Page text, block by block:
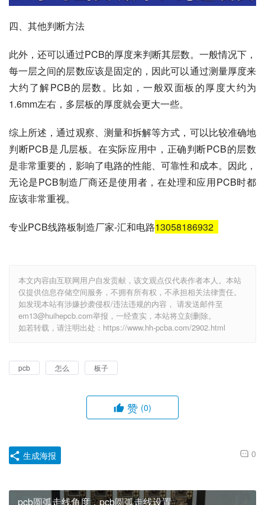
四、其他判断方法
此外，还可以通过PCB的厚度来判断其层数。一般情况下，
每一层之间的层数应该是固定的，因此可以通过测量厚度来
大约了解PCB的层数。比如，一般双面板的厚度大约为
1.6mm左右，多层板的厚度就会更大一些。
综上所述，通过观察、测量和拆解等方式，可以比较准确地
判断PCB是几层板。在实际应用中，正确判断PCB的层数
是非常重要的，影响了电路的性能、可靠性和成本。因此，
无论是PCB制造厂商还是使用者，在处理和应用PCB时都
应该非常重视。
专业PCB线路板制造厂家-汇和电路13058186932
本文内容由互联网用户自发贡献，该文观点仅代表作者本人。本站
仅提供信息存储空间服务，不拥有所有权，不承担相关法律责任。
如发现本站有涉嫌抄袭侵权/违法违规的内容， 请发送邮件至
em13@huihepcb.com举报，一经查实，本站将立刻删除。
如若转载，请注明出处：https://www.hh-pcba.com/2902.html
pcb 怎么 板子
赞 (0)
0
生成海报
pcb圆弧走线角度，pcb圆弧走线设置